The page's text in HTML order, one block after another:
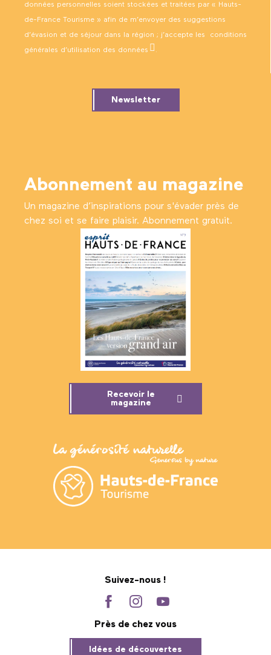
données personnelles soient stockées et traitées par « Hauts-
de-France Tourisme » afin de m’envoyer des suggestions
d’évasion et de séjour dans la région ; j’accepte les conditions
générales d’utilisation des données .
Newsletter
Abonnement au magazine
Un magazine d’inspirations pour s'évader près de
chez soi et se faire plaisir. Abonnement gratuit.
Recevoir le
magazine
Suivez-nous !
Près de chez vous
Idées de découvertes